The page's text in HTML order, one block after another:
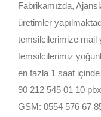
Fabrikamızda,
üretimler
temsilcilerimize mail
temsilcilerimiz
en fazla 1 saat
90 212 545 01 10
GSM: 0554 576 67